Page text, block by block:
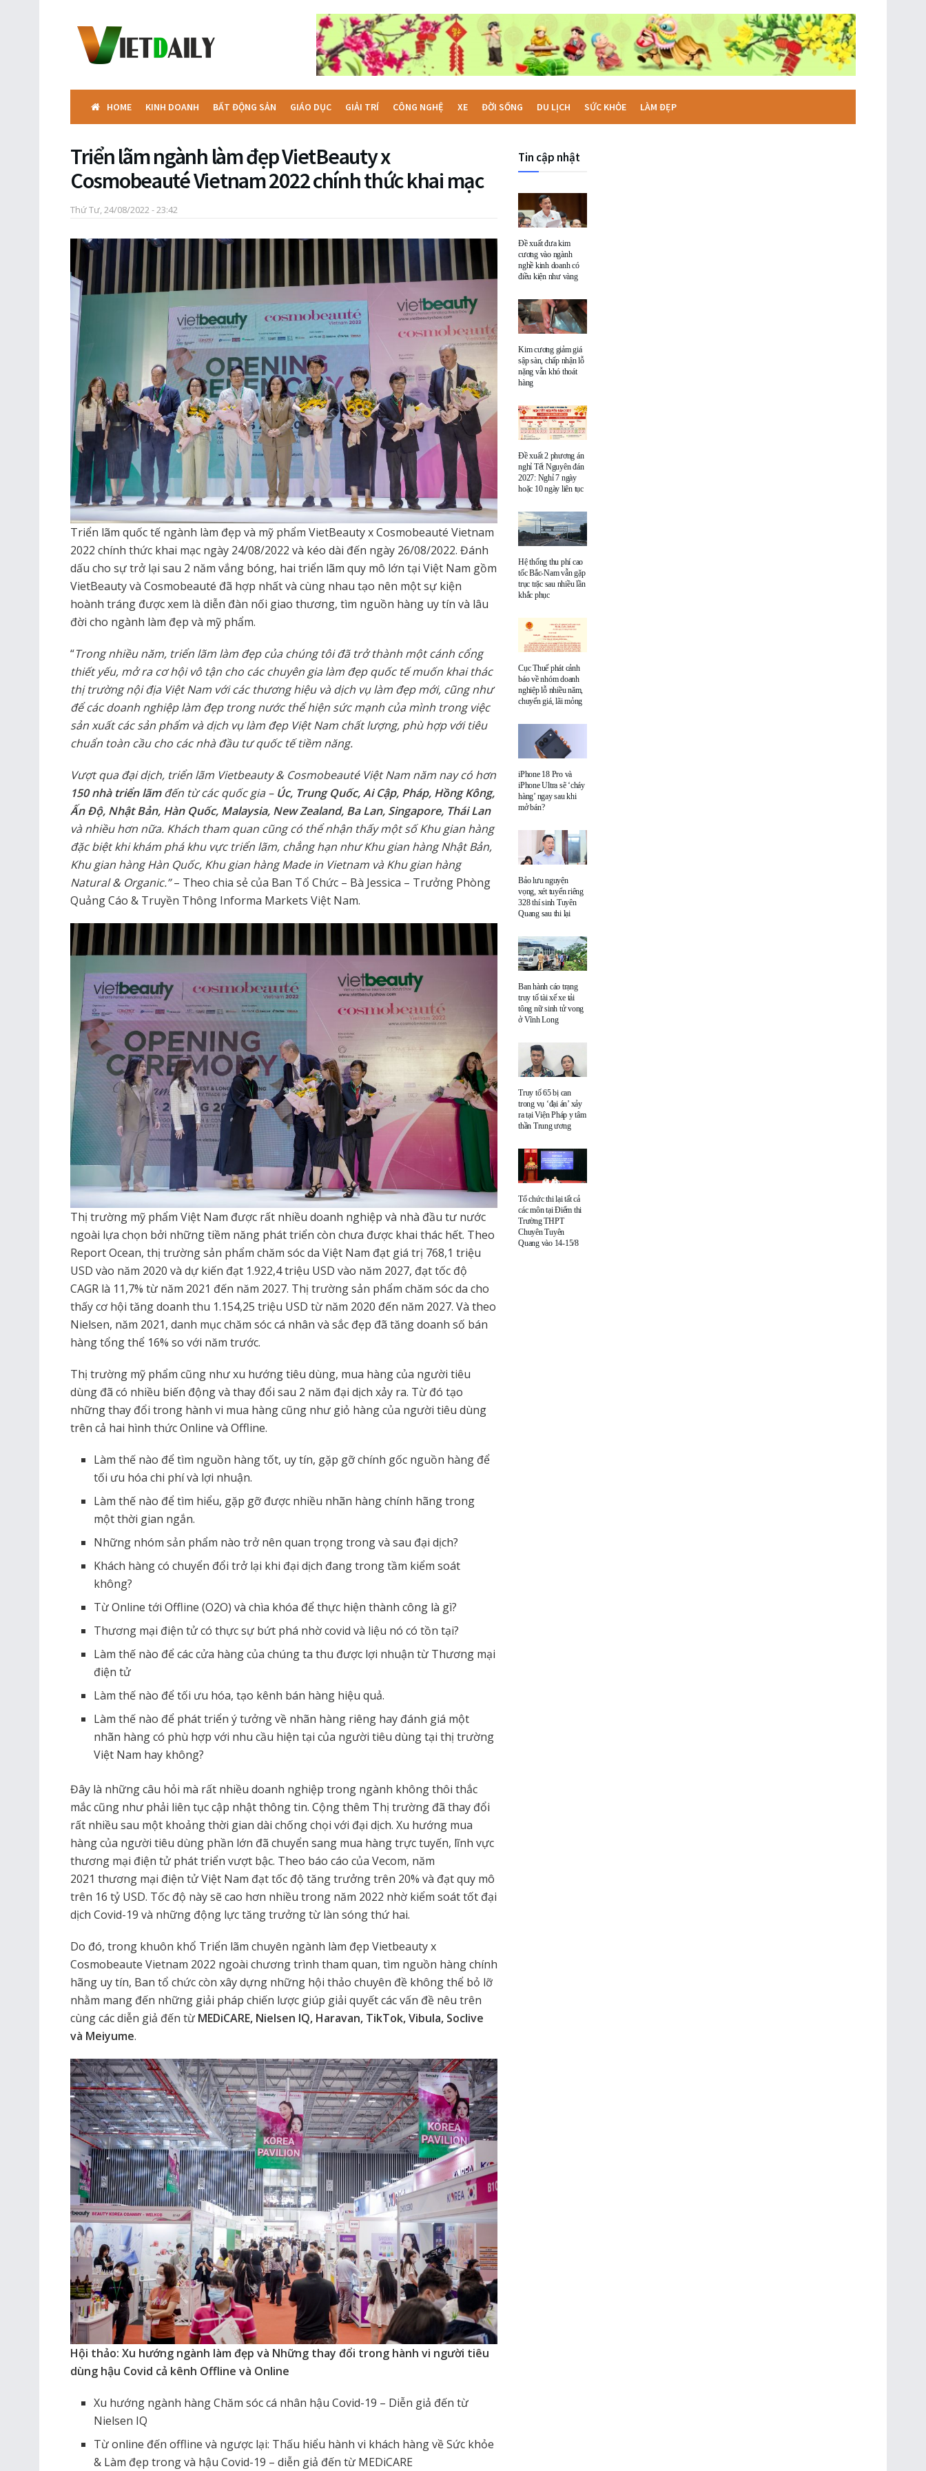
HOME KINH DOANH BẤT ĐỘNG SẢN GIÁO DỤC GIẢI TRÍ CÔNG NGHỆ XE ĐỜI SỐNG DU LỊCH SỨC KHỎE LÀM ĐẸP
Triển lãm ngành làm đẹp VietBeauty x
Cosmobeauté Vietnam 2022 chính thức khai mạc
Thứ Tư, 24/08/2022 - 23:42
Triển lãm quốc tế ngành làm đẹp và mỹ phẩm VietBeauty x Cosmobeauté Vietnam
2022 chính thức khai mạc ngày 24/08/2022 và kéo dài đến ngày 26/08/2022. Đánh
dấu cho sự trở lại sau 2 năm vắng bóng, hai triển lãm quy mô lớn tại Việt Nam gồm
VietBeauty và Cosmobeauté đã hợp nhất và cùng nhau tạo nên một sự kiện
hoành tráng được xem là diễn đàn nối giao thương, tìm nguồn hàng uy tín và lâu
đời cho ngành làm đẹp và mỹ phẩm.
“Trong nhiều năm, triển lãm làm đẹp của chúng tôi đã trở thành một cánh cổng
thiết yếu, mở ra cơ hội vô tận cho các chuyên gia làm đẹp quốc tế muốn khai thác
thị trường nội địa Việt Nam với các thương hiệu và dịch vụ làm đẹp mới, cũng như
để các doanh nghiệp làm đẹp trong nước thể hiện sức mạnh của mình trong việc
sản xuất các sản phẩm và dịch vụ làm đẹp Việt Nam chất lượng, phù hợp với tiêu
chuẩn toàn cầu cho các nhà đầu tư quốc tế tiềm năng.
Vượt qua đại dịch, triển lãm Vietbeauty & Cosmobeauté Việt Nam năm nay có hơn
150 nhà triển lãmđến từ các quốc gia – Úc, Trung Quốc, Ai Cập, Pháp, Hồng Kông,
Ấn Độ, Nhật Bản, Hàn Quốc, Malaysia, New Zealand, Ba Lan, Singapore, Thái Lan
và nhiều hơn nữa. Khách tham quan cũng có thể nhận thấy một số Khu gian hàng
đặc biệt khi khám phá khu vực triển lãm, chẳng hạn như Khu gian hàng Nhật Bản,
Khu gian hàng Hàn Quốc, Khu gian hàng Made in Vietnam và Khu gian hàng
Natural & Organic.”– Theo chia sẻ của Ban Tổ Chức – Bà Jessica – Trưởng Phòng
Quảng Cáo & Truyền Thông Informa Markets Việt Nam.
Thị trường mỹ phẩm Việt Nam được rất nhiều doanh nghiệp và nhà đầu tư nước
ngoài lựa chọn bởi những tiềm năng phát triển còn chưa được khai thác hết. Theo
Report Ocean, thị trường sản phẩm chăm sóc da Việt Nam đạt giá trị 768,1 triệu
USD vào năm 2020 và dự kiến ​​đạt 1.922,4 triệu USD vào năm 2027, đạt tốc độ
CAGR là 11,7% từ năm 2021 đến năm 2027. Thị trường sản phẩm chăm sóc da cho
thấy cơ hội tăng doanh thu 1.154,25 triệu USD từ năm 2020 đến năm 2027. Và theo
Nielsen, năm 2021, danh mục chăm sóc cá nhân và sắc đẹp đã tăng doanh số bán
hàng tổng thể 16% so với năm trước.
Thị trường mỹ phẩm cũng như xu hướng tiêu dùng, mua hàng của người tiêu
dùng đã có nhiều biến động và thay đổi sau 2 năm đại dịch xảy ra. Từ đó tạo
những thay đổi trong hành vi mua hàng cũng như giỏ hàng của người tiêu dùng
trên cả hai hình thức Online và Offline.
Làm thế nào để tìm nguồn hàng tốt, uy tín, gặp gỡ chính gốc nguồn hàng để
tối ưu hóa chi phí và lợi nhuận.
Làm thế nào để tìm hiểu, gặp gỡ được nhiều nhãn hàng chính hãng trong
một thời gian ngắn.
Những nhóm sản phẩm nào trở nên quan trọng trong và sau đại dịch?
Khách hàng có chuyển đổi trở lại khi đại dịch đang trong tầm kiểm soát
không?
Từ Online tới Offline (O2O) và chìa khóa để thực hiện thành công là gì?
Thương mại điện tử có thực sự bứt phá nhờ covid và liệu nó có tồn tại?
Làm thế nào để các cửa hàng của chúng ta thu được lợi nhuận từ Thương mại
điện tử
Làm thế nào để tối ưu hóa, tạo kênh bán hàng hiệu quả.
Làm thế nào để phát triển ý tưởng về nhãn hàng riêng hay đánh giá một
nhãn hàng có phù hợp với nhu cầu hiện tại của người tiêu dùng tại thị trường
Việt Nam hay không?
Đây là những câu hỏi mà rất nhiều doanh nghiệp trong ngành không thôi thắc
mắc cũng như phải liên tục cập nhật thông tin. Cộng thêm Thị trường đã thay đổi
rất nhiều sau một khoảng thời gian dài chống chọi với đại dịch. Xu hướng mua
hàng của người tiêu dùng phần lớn đã chuyển sang mua hàng trực tuyến, lĩnh vực
thương mại điện tử phát triển vượt bậc. Theo báo cáo của Vecom, năm
2021 thương mại điện tử Việt Nam đạt tốc độ tăng trưởng trên 20% và đạt quy mô
trên 16 tỷ USD. Tốc độ này sẽ cao hơn nhiều trong năm 2022 nhờ kiểm soát tốt đại
dịch Covid-19 và những động lực tăng trưởng từ làn sóng thứ hai.
Do đó, trong khuôn khổ Triển lãm chuyên ngành làm đẹp Vietbeauty x
Cosmobeaute Vietnam 2022 ngoài chương trình tham quan, tìm nguồn hàng chính
hãng uy tín, Ban tổ chức còn xây dựng những hội thảo chuyên đề không thể bỏ lỡ
nhằm mang đến những giải pháp chiến lược giúp giải quyết các vấn đề nêu trên
cùng các diễn giả đến từ MEDiCARE, Nielsen IQ, Haravan, TikTok, Vibula, Soclive
và Meiyume.
Hội thảo: Xu hướng ngành làm đẹp và Những thay đổi trong hành vi người tiêu
dùng hậu Covid cả kênh Offline và Online
Xu hướng ngành hàng Chăm sóc cá nhân hậu Covid-19 – Diễn giả đến từ
Nielsen IQ
Từ online đến offline và ngược lại: Thấu hiểu hành vi khách hàng về Sức khỏe
& Làm đẹp trong và hậu Covid-19 – diễn giả đến từ MEDiCARE
Tin cập nhật
Đề xuất đưa kim
cương vào ngành
nghề kinh doanh có
điều kiện như vàng
Kim cương giảm giá
sập sàn, chấp nhận lỗ
nặng vẫn khó thoát
hàng
Đề xuất 2 phương án
nghỉ Tết Nguyên đán
2027: Nghỉ 7 ngày
hoặc 10 ngày liên tục
Hệ thống thu phí cao
tốc Bắc-Nam vẫn gặp
trục trặc sau nhiều lần
khắc phục
Cục Thuế phát cảnh
báo về nhóm doanh
nghiệp lỗ nhiều năm,
chuyển giá, lãi mỏng
iPhone 18 Pro và
iPhone Ultra sẽ ‘cháy
hàng’ ngay sau khi
mở bán?
Bảo lưu nguyện
vọng, xét tuyển riêng
328 thí sinh Tuyên
Quang sau thi lại
Ban hành cáo trạng
truy tố tài xế xe tải
tông nữ sinh tử vong
ở Vĩnh Long
Truy tố 65 bị can
trong vụ ‘đại án’ xảy
ra tại Viện Pháp y tâm
thần Trung ương
Tổ chức thi lại tất cả
các môn tại Điểm thi
Trường THPT
Chuyên Tuyên
Quang vào 14-15/8